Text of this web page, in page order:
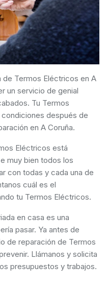
Termos Eléctricos en A
un servicio de genial
Tu Termos
después de
en A Coruña.
Eléctricos está
muy bien todos los
con todas y cada una de
cuál es el
tu Termos Eléctricos.
en casa es una
pasar. Ya antes de
de reparación de Termos
Llámanos y solicita
presupuestos y trabajos.